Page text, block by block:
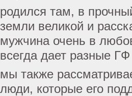
родился там, в
земли великой и
мужчина очень в
всегда дает разные ГФ
мы также
люди, которые его